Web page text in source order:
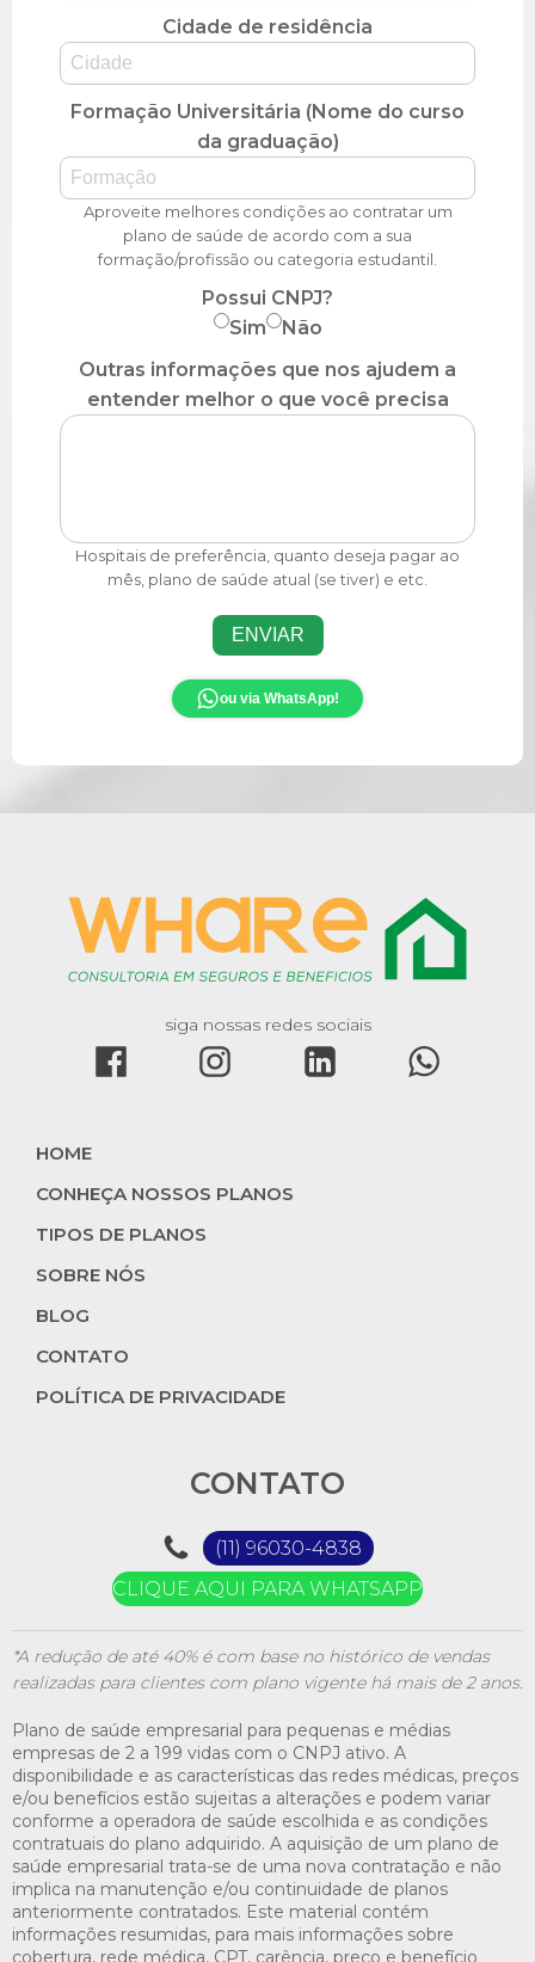
Cidade de residência
Formação Universitária (Nome do curso
da graduação)
Aproveite melhores condições ao contratar um
plano de saúde de acordo com a sua
formação/profissão ou categoria estudantil.
Possui CNPJ?
Sim
Não
Outras informações que nos ajudem a
entender melhor o que você precisa
Hospitais de preferência, quanto deseja pagar ao
mês, plano de saúde atual (se tiver) e etc.
ENVIAR
ou via WhatsApp!
siga nossas redes sociais
HOME
CONHEÇA NOSSOS PLANOS
TIPOS DE PLANOS
SOBRE NÓS
BLOG
CONTATO
POLÍTICA DE PRIVACIDADE
CONTATO
(11) 96030-4838
CLIQUE AQUI PARA WHATSAPP
*A redução de até 40% é com base no histórico de vendas
realizadas para clientes com plano vigente há mais de 2 anos.
Plano de saúde empresarial para pequenas e médias
empresas de 2 a 199 vidas com o CNPJ ativo. A
disponibilidade e as características das redes médicas, preços
e/ou benefícios estão sujeitas a alterações e podem variar
conforme a operadora de saúde escolhida e as condições
contratuais do plano adquirido. A aquisição de um plano de
saúde empresarial trata-se de uma nova contratação e não
implica na manutenção e/ou continuidade de planos
anteriormente contratados. Este material contém
informações resumidas, para mais informações sobre
cobertura, rede médica, CPT, carência, preço e benefício